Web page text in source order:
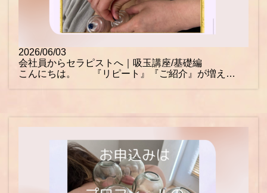
2026/06/03
会社員からセラピストへ｜吸玉講座/基礎編
こんにちは。 『リピート』『ご紹介』が増え…